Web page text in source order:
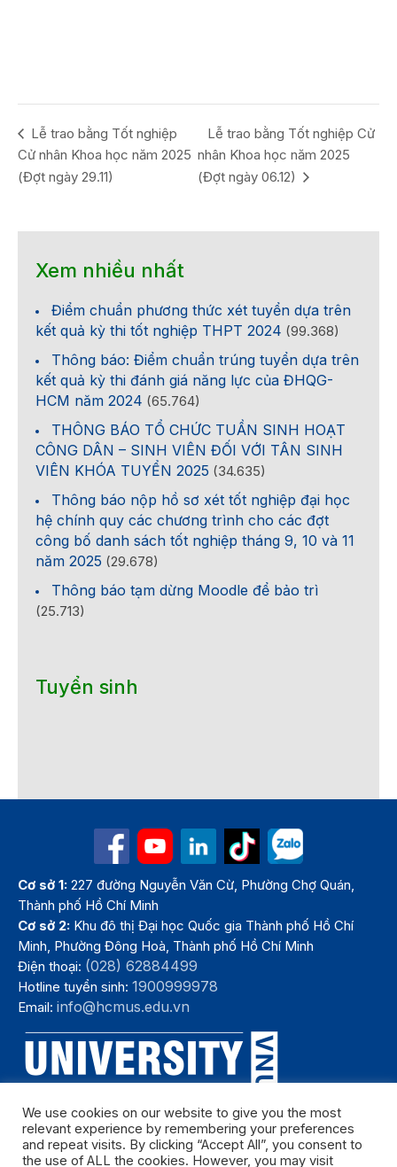
Lễ trao bằng Tốt nghiệp
Cử nhân Khoa học năm 2025
(Đợt ngày 29.11)
Lễ trao bằng Tốt nghiệp Cử
nhân Khoa học năm 2025
(Đợt ngày 06.12)
Xem nhiều nhất
Điểm chuẩn phương thức xét tuyển dựa trên
kết quả kỳ thi tốt nghiệp THPT 2024 (99.368)
Thông báo: Điểm chuẩn trúng tuyển dựa trên
kết quả kỳ thi đánh giá năng lực của ĐHQG-
HCM năm 2024 (65.764)
THÔNG BÁO TỔ CHỨC TUẦN SINH HOẠT
CÔNG DÂN – SINH VIÊN ĐỐI VỚI TÂN SINH
VIÊN KHÓA TUYỂN 2025 (34.635)
Thông báo nộp hồ sơ xét tốt nghiệp đại học
hệ chính quy các chương trình cho các đợt
công bố danh sách tốt nghiệp tháng 9, 10 và 11
năm 2025 (29.678)
Thông báo tạm dừng Moodle để bảo trì
(25.713)
Tuyển sinh
Cơ sở 1: 227 đường Nguyễn Văn Cừ, Phường Chợ Quán,
Thành phố Hồ Chí Minh
Cơ sở 2: Khu đô thị Đại học Quốc gia Thành phố Hồ Chí
Minh, Phường Đông Hoà, Thành phố Hồ Chí Minh
Điện thoại: (028) 62884499
Hotline tuyển sinh:1900999978
Email:info@hcmus.edu.vn
We use cookies on our website to give you the most
relevant experience by remembering your preferences
and repeat visits. By clicking “Accept All”, you consent to
the use of ALL the cookies. However, you may visit